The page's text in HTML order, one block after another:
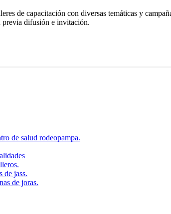
de capacitación con diversas temáticas y
previa difusión e invitación.
de salud rodeopampa.
de jass.
de joras.